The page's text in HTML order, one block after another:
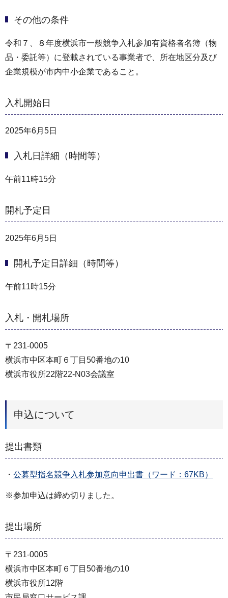
その他の条件
令和７、８年度横浜市一般競争入札参加有資格者名簿（物
品・委託等）に登載されている事業者で、所在地区分及び
企業規模が市内中小企業であること。
入札開始日
2025年6月5日
入札日詳細（時間等）
午前11時15分
開札予定日
2025年6月5日
開札予定日詳細（時間等）
午前11時15分
入札・開札場所
〒231-0005
横浜市中区本町６丁目50番地の10
横浜市役所22階22-N03会議室
申込について
提出書類
・ 公募型指名競争⼊札参加意向申出書（ワード：67KB）
※参加申込は締め切りました。
提出場所
〒231-0005
横浜市中区本町６丁目50番地の10
横浜市役所12階